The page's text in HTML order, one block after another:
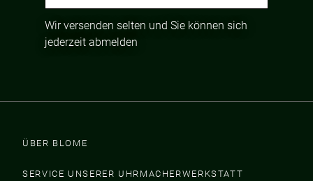
Wir versenden selten und Sie können sich
jederzeit abmelden
ÜBER BLOME
SERVICE UNSERER UHRMACHERWERKSTATT